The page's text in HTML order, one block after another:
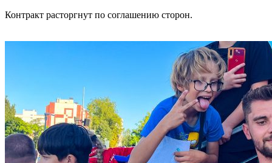
Контракт расторгнут по соглашению сторон.